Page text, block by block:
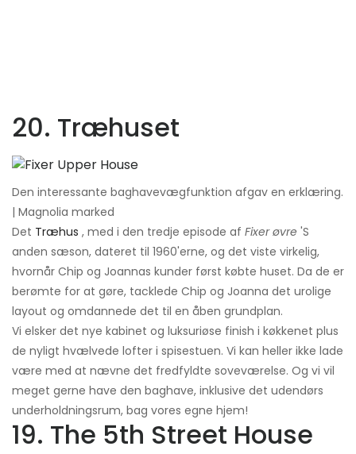
20. Træhuset
Den interessante baghavevægfunktion afgav en erklæring.
| Magnolia marked
Det Træhus , med i den tredje episode af Fixer øvre 'S
anden sæson, dateret til 1960'erne, og det viste virkelig,
hvornår Chip og Joannas kunder først købte huset. Da de er
berømte for at gøre, tacklede Chip og Joanna det urolige
layout og omdannede det til en åben grundplan.
Vi elsker det nye kabinet og luksuriøse finish i køkkenet plus
de nyligt hvælvede lofter i spisestuen. Vi kan heller ikke lade
være med at nævne det fredfyldte soveværelse. Og vi vil
meget gerne have den baghave, inklusive det udendørs
underholdningsrum, bag vores egne hjem!
19. The 5th Street House